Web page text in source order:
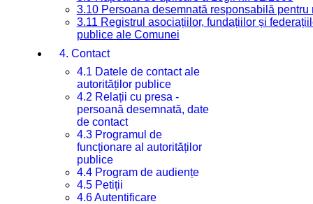
3.10 Persoana desemnată responsabilă
3.11 Registrul asociațiilor, fundațiilor și
publice ale Comunei
4. Contact
4.1 Datele de contact ale
autorităților publice
4.2 Relații cu presa -
persoană desemnată, date
de contact
4.3 Programul de
funcționare al autorităților
publice
4.4 Program de audiențe
4.5 Petiții
4.6 Autentificare